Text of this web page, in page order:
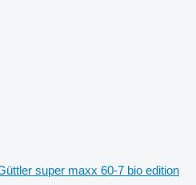
super maxx 60-7 bio edition